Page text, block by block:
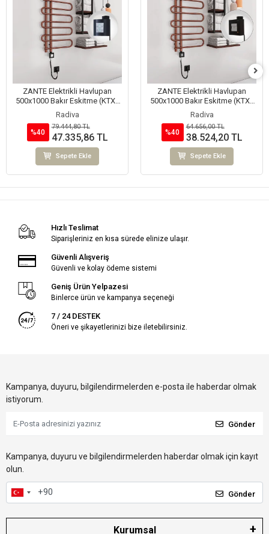
ZANTE Elektrikli Havlupan
500x1000 Bakır Eskitme (KTX4
Termostat) 200W Spiral Kablolu
Radiva
%40
79.444,80 TL
47.335,86 TL
Sepete Ekle
ZANTE Elektrikli Havlupan
500x1000 Bakır Eskitme (KTX1
Termostat) 200W Spiral Kablolu
Radiva
%40
64.656,00 TL
38.524,20 TL
Sepete Ekle
Hızlı Teslimat
Siparişleriniz en kısa sürede elinize ulaşır.
Güvenli Alışveriş
Güvenli ve kolay ödeme sistemi
Geniş Ürün Yelpazesi
Binlerce ürün ve kampanya seçeneği
7 / 24 DESTEK
Öneri ve şikayetlerinizi bize iletebilirsiniz.
Kampanya, duyuru, bilgilendirmelerden e-posta ile haberdar olmak
istiyorum.
Gönder
Kampanya, duyuru ve bilgilendirmelerden haberdar olmak için kayıt
olun.
Gönder
Kurumsal